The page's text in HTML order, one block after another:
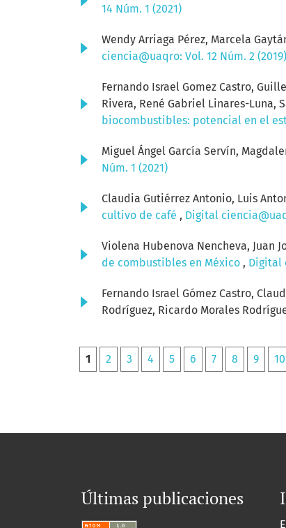
14 Núm. 1 (2021)
Wendy Arriaga Pérez, Marcela
ciencia@uaqro: Vol. 12 Núm. 2 (2019)
Fernando Israel Gomez Castro,
Rivera, René Gabriel Linares-Luna,
biocombustibles: potencial en el
Miguel Ángel García Servín,
Núm. 1 (2021)
Claudia Gutiérrez Antonio, Luis
cultivo de café , Digital
Violena Hubenova Nencheva, Juan
de combustibles en México , Digital
Fernando Israel Gómez Castro,
Rodríguez, Ricardo Morales
1 2 3 4 5 6 7 8 9 10
Últimas publicaciones